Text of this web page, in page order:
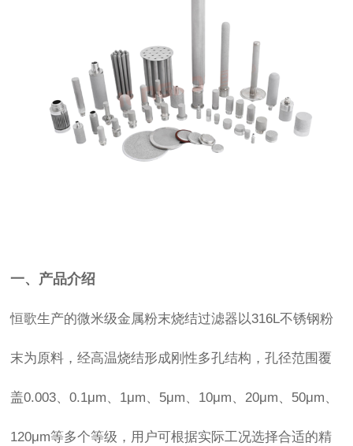
一、产品介绍
恒歌生产的微米级金属粉末烧结过滤器以316L不锈钢粉
末为原料，经高温烧结形成刚性多孔结构，孔径范围覆
盖0.003、0.1μm、1μm、5μm、10μm、20μm、50μm、
120μm等多个等级，用户可根据实际工况选择合适的精